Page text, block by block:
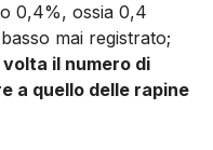
0,4%, ossia 0,4
mai registrato;
il numero di
a quello delle rapine